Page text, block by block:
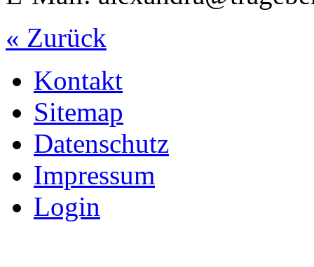
« Zurück
Kontakt
Sitemap
Datenschutz
Impressum
Login